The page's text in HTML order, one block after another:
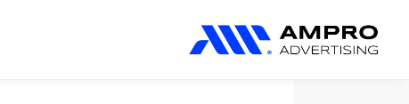
المنتجات المضافة حديثًا